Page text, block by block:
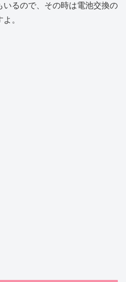
るので、その時は電池交換の
。